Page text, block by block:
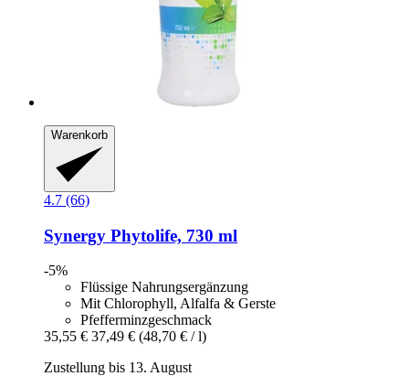
Warenkorb
4.7 (66)
Synergy Phytolife, 730 ml
-5%
Flüssige Nahrungsergänzung
Mit Chlorophyll, Alfalfa & Gerste
Pfefferminzgeschmack
35,55 € 37,49 € (48,70 € / l)
Zustellung bis 13. August